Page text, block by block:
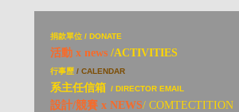
捐款單位 / DONATE
活動 x news /ACTIVITIES
行事歷 / CALENDAR
系主任信箱 / DIRECTOR EMAIL
設計/競賽 x NEWS/ COMTECTITION